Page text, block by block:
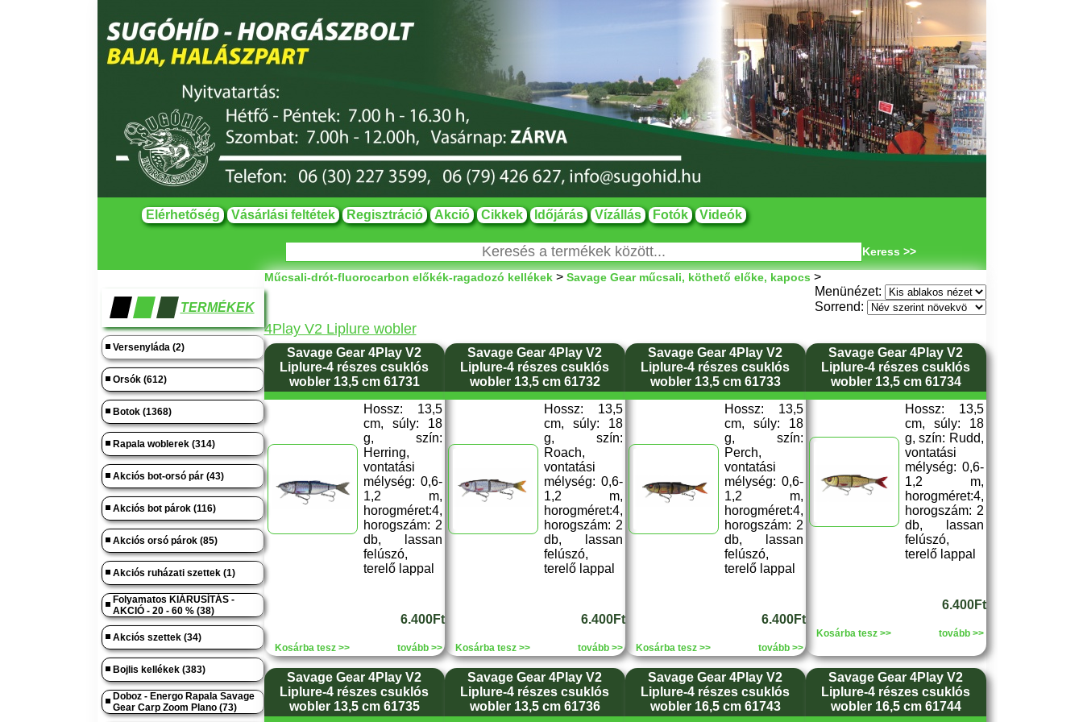
Elérhetőség Vásárlási feltétek Regisztráció Akció Cikkek Időjárás Vízállás Fotók Videók
Keress >>
TERMÉKEK
Versenyláda (2)
Orsók (612)
Botok (1368)
Rapala woblerek (314)
Akciós bot-orsó pár (43)
Akciós bot párok (116)
Akciós orsó párok (85)
Akciós ruházati szettek (1)
Folyamatos KIÁRUSÍTÁS -
AKCIÓ - 20 - 60 % (38)
Akciós szettek (34)
Bojlis kellékek (383)
Doboz - Energo Rapala Savage
Gear Carp Zoom Plano (73)
Műcsali-drót-fluorocarbon előkék-ragadozó kellékek> Savage Gear műcsali, köthető előke, kapocs >
Menünézet:
Sorrend:
4Play V2 Liplure wobler
Savage Gear 4Play V2
Liplure-4 részes csuklós
wobler 13,5 cm 61731
Hossz: 13,5
cm, súly: 18
g, szín:
Herring,
vontatási
mélység: 0,6-
1,2 m,
horogméret:4,
horogszám: 2
db, lassan
felúszó,
terelő lappal
6.400Ft
Kosárba tesz >> tovább >>
Savage Gear 4Play V2
Liplure-4 részes csuklós
wobler 13,5 cm 61732
Hossz: 13,5
cm, súly: 18
g, szín:
Roach,
vontatási
mélység: 0,6-
1,2 m,
horogméret:4,
horogszám: 2
db, lassan
felúszó,
terelő lappal
6.400Ft
Kosárba tesz >> tovább >>
Savage Gear 4Play V2
Liplure-4 részes csuklós
wobler 13,5 cm 61733
Hossz: 13,5
cm, súly: 18
g, szín:
Perch,
vontatási
mélység: 0,6-
1,2 m,
horogméret:4,
horogszám: 2
db, lassan
felúszó,
terelő lappal
6.400Ft
Kosárba tesz >> tovább >>
Savage Gear 4Play V2
Liplure-4 részes csuklós
wobler 13,5 cm 61734
Hossz: 13,5
cm, súly: 18
g, szín: Rudd,
vontatási
mélység: 0,6-
1,2 m,
horogméret:4,
horogszám: 2
db, lassan
felúszó,
terelő lappal
6.400Ft
Kosárba tesz >> tovább >>
Savage Gear 4Play V2
Liplure-4 részes csuklós
wobler 13,5 cm 61735
Savage Gear 4Play V2
Liplure-4 részes csuklós
wobler 13,5 cm 61736
Savage Gear 4Play V2
Liplure-4 részes csuklós
wobler 16,5 cm 61743
Savage Gear 4Play V2
Liplure-4 részes csuklós
wobler 16,5 cm 61744